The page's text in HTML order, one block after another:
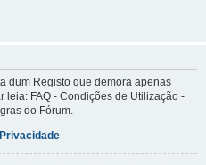
dum Registo que demora apenas
leia: FAQ - Condições de Utilização -
do Fórum.